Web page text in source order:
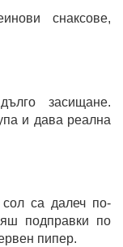
снаксове,
засищане.
и дава реална
са далеч по-
подправки по
пипер.